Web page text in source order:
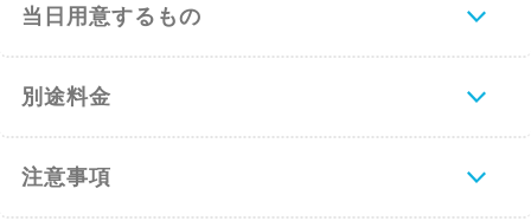
当日用意するもの
別途料金
注意事項